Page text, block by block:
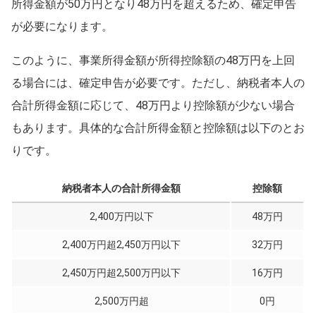
所得金額が50万円となり48万円を超えるため、確定申告
が必要になります。
このように、事業所得金額が所得控除額の48万円を上回
る場合には、確定申告が必要です。ただし、納税者本人の
合計所得金額に応じて、48万円より控除額が少ない場合
もあります。具体的な合計所得金額と控除額は以下のとお
りです。
納税者本人の合計所得金額 控除額
2,400万円以下 48万円
2,400万円超2,450万円以下 32万円
2,450万円超2,500万円以下 16万円
2,500万円超 0円